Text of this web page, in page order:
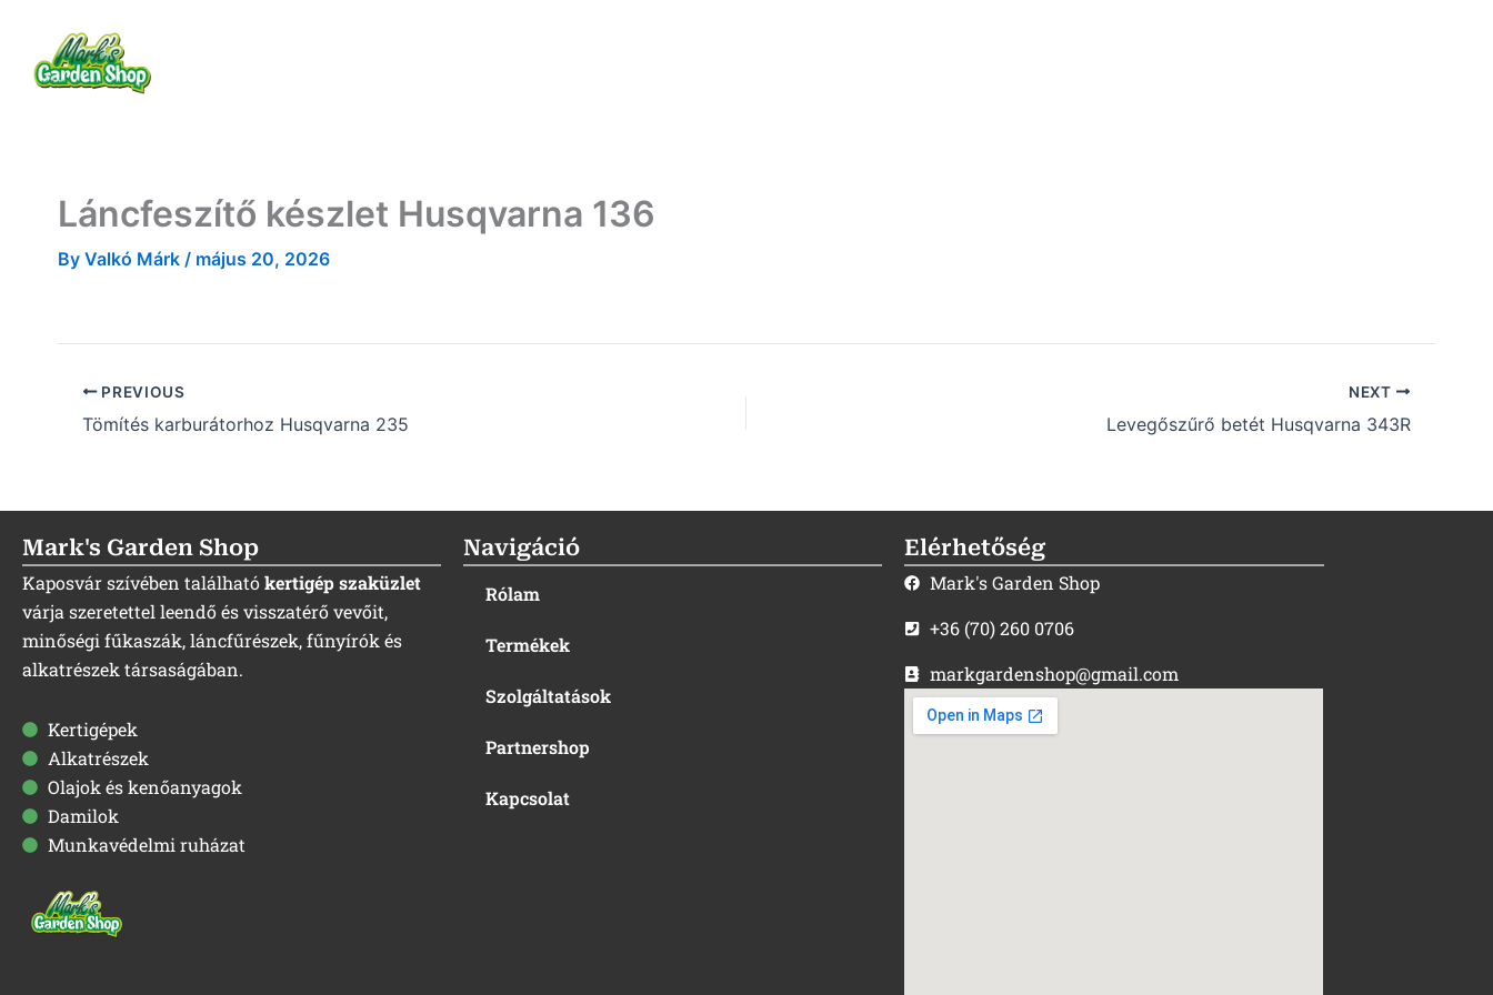
content
Láncfeszítő készlet Husqvarna 136
By Valkó Márk / május 20, 2026
PREVIOUS
Tömítés karburátorhoz Husqvarna 235
NEXT
Levegőszűrő betét Husqvarna 343R
Mark's Garden Shop
Kaposvár szívében találhatókertigép szaküzlet
várja szeretettel leendő és visszatérő vevőit,
minőségi fűkaszák, láncfűrészek, fűnyírók és
alkatrészek társaságában.
Kertigépek
Alkatrészek
Olajok és kenőanyagok
Damilok
Munkavédelmi ruházat
Navigáció
Rólam
Termékek
Szolgáltatások
Partnershop
Kapcsolat
Elérhetőség
Mark's Garden Shop
+36 (70) 260 0706
markgardenshop@gmail.com